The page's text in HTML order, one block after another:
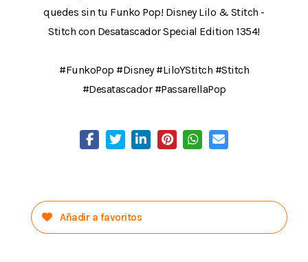
quedes sin tu Funko Pop! Disney Lilo & Stitch -
Stitch con Desatascador Special Edition 1354!
#FunkoPop #Disney #LiloYStitch #Stitch
#Desatascador #PassarellaPop
Añadir a favoritos